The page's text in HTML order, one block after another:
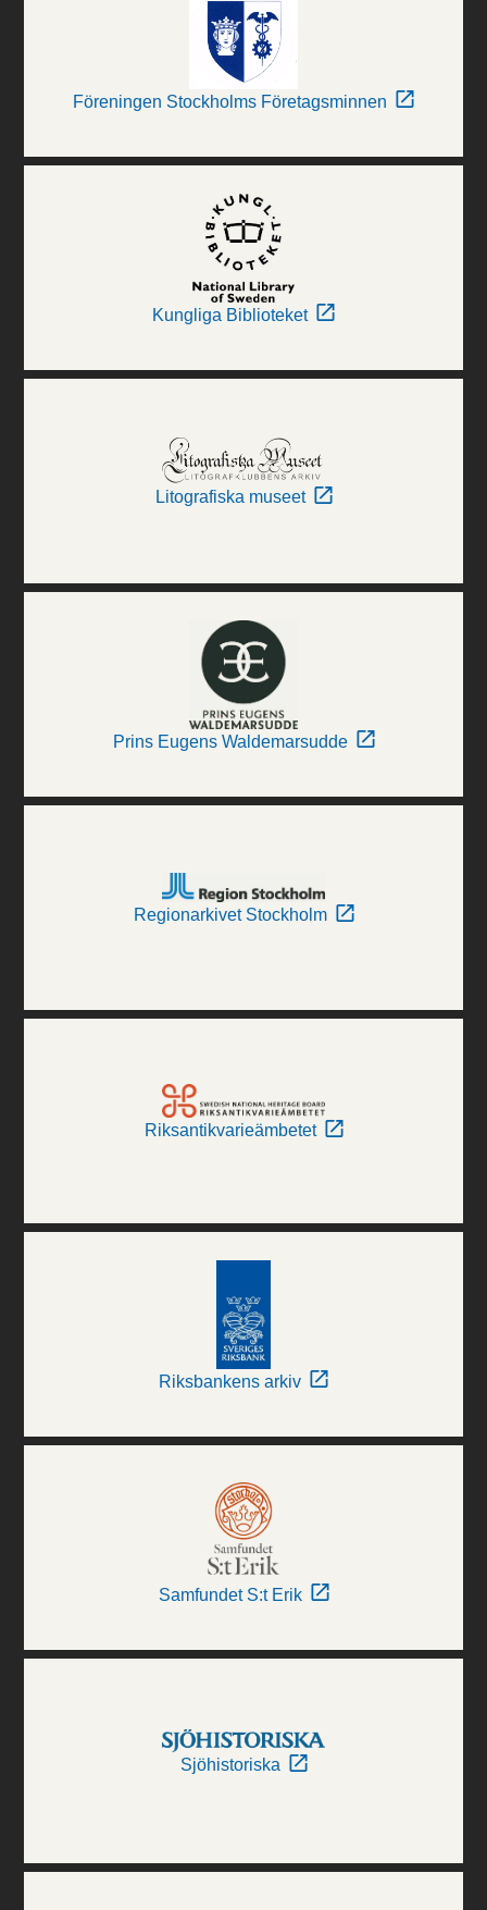
Föreningen Stockholms Företagsminnen
Kungliga Biblioteket
Litografiska museet
Prins Eugens Waldemarsudde
Regionarkivet Stockholm
Riksantikvarieämbetet
Riksbankens arkiv
Samfundet S:t Erik
Sjöhistoriska